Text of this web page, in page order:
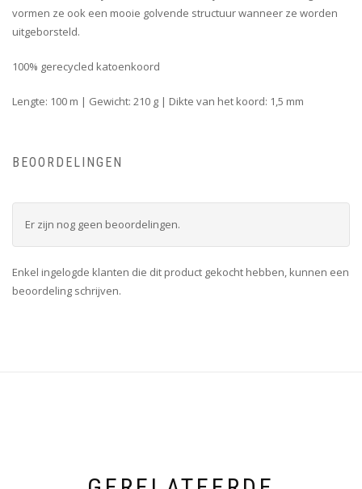
vormen ze ook een mooie golvende structuur wanneer ze worden
uitgeborsteld.
100% gerecycled katoenkoord
Lengte: 100 m | Gewicht: 210 g | Dikte van het koord: 1,5 mm
BEOORDELINGEN
Er zijn nog geen beoordelingen.
Enkel ingelogde klanten die dit product gekocht hebben, kunnen een
beoordeling schrijven.